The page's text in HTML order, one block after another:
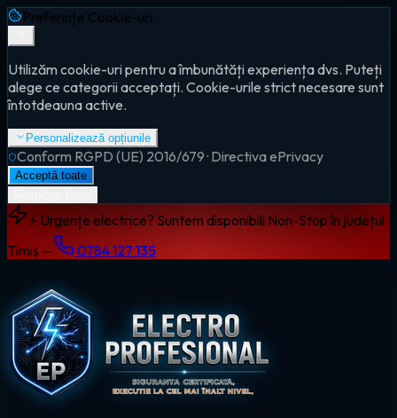
Preferințe Cookie-uri
Utilizăm cookie-uri pentru a îmbunătăți experiența dvs. Puteți
alege ce categorii acceptați. Cookie-urile strict necesare sunt
întotdeauna active.
Personalizează opțiunile
Conform RGPD (UE) 2016/679 · Directiva ePrivacy
Acceptă toate
⚡ Urgențe electrice? Suntem disponibili Non-Stop în județul
Timiș —
0784 127 135